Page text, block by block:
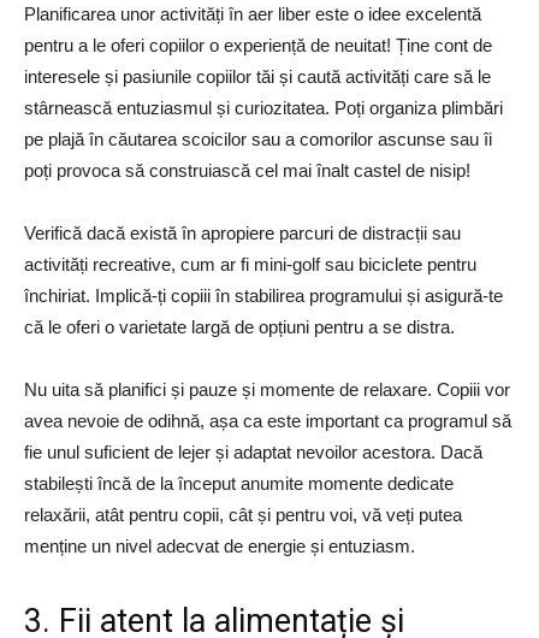
Planificarea unor activități în aer liber este o idee excelentă
pentru a le oferi copiilor o experiență de neuitat! Ține cont de
interesele și pasiunile copiilor tăi și caută activități care să le
stârnească entuziasmul și curiozitatea. Poți organiza plimbări
pe plajă în căutarea scoicilor sau a comorilor ascunse sau îi
poți provoca să construiască cel mai înalt castel de nisip!
Verifică dacă există în apropiere parcuri de distracții sau
activități recreative, cum ar fi mini-golf sau biciclete pentru
închiriat. Implică-ți copiii în stabilirea programului și asigură-te
că le oferi o varietate largă de opțiuni pentru a se distra.
Nu uita să planifici și pauze și momente de relaxare. Copiii vor
avea nevoie de odihnă, așa ca este important ca programul să
fie unul suficient de lejer și adaptat nevoilor acestora. Dacă
stabilești încă de la început anumite momente dedicate
relaxării, atât pentru copii, cât și pentru voi, vă veți putea
menține un nivel adecvat de energie și entuziasm.
3. Fii atent la alimentație și